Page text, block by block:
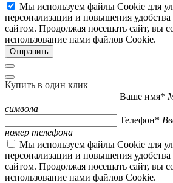
Мы используем файлы Cookie для
персонализации и повышения
сайтом. Продолжая посещать сайт, вы
использование нами файлов Cookie.
Купить в один клик
Ваше имя*
символа
Телефон*
номер телефона
Мы используем файлы Cookie для
персонализации и повышения
сайтом. Продолжая посещать сайт, вы
использование нами файлов Cookie.